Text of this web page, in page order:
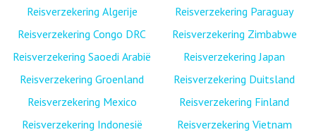
Reisverzekering Algerije
Reisverzekering Congo DRC
Reisverzekering Saoedi Arabië
Reisverzekering Groenland
Reisverzekering Mexico
Reisverzekering Indonesië
Reisverzekering Paraguay
Reisverzekering Zimbabwe
Reisverzekering Japan
Reisverzekering Duitsland
Reisverzekering Finland
Reisverzekering Vietnam